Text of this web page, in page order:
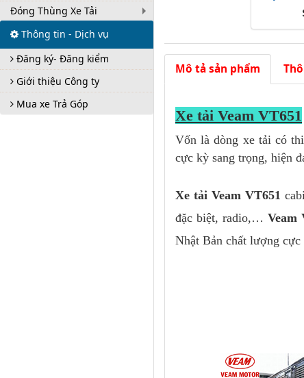
Đóng Thùng Xe Tải
Thông tin - Dịch vụ
Đăng ký- Đăng kiểm
Giới thiệu Công ty
Mua xe Trả Góp
Xe tải Veam VT651
Vốn là dòng xe tải có
cực kỳ sang trọng, hiện
Xe tải Veam VT651